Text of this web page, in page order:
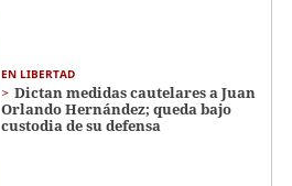
EN LIBERTAD
Dictan medidas cautelares a Juan
Orlando Hernández; queda bajo
custodia de su defensa